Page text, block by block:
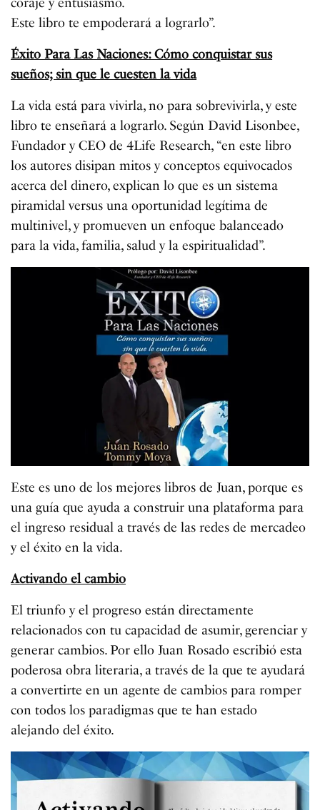
Este libro te empoderará a lograrlo”.
Éxito Para Las Naciones: Cómo conquistar sus
sueños; sin que le cuesten la vida
La vida está para vivirla, no para sobrevivirla, y este
libro te enseñará a lograrlo. Según David Lisonbee,
Fundador y CEO de 4Life Research, “en este libro
los autores disipan mitos y conceptos equivocados
acerca del dinero, explican lo que es un sistema
piramidal versus una oportunidad legítima de
multinivel, y promueven un enfoque balanceado
para la vida, familia, salud y la espiritualidad”.
Este es uno de los mejores libros de Juan, porque es
una guía que ayuda a construir una plataforma para
el ingreso residual a través de las redes de mercadeo
y el éxito en la vida.
Activando el cambio
El triunfo y el progreso están directamente
relacionados con tu capacidad de asumir, gerenciar y
generar cambios. Por ello Juan Rosado escribió esta
poderosa obra literaria, a través de la que te ayudará
a convertirte en un agente de cambios para romper
con todos los paradigmas que te han estado
alejando del éxito.